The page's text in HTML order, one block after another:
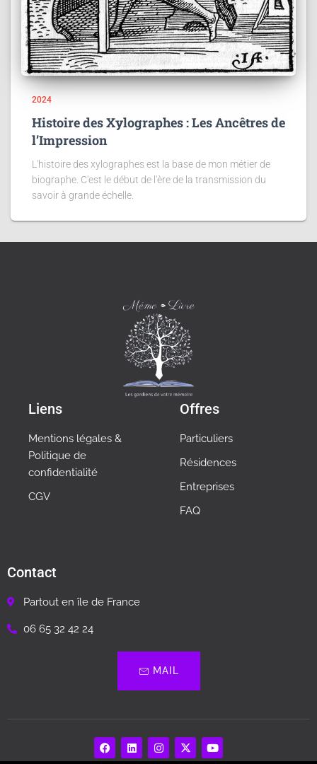
2024
Histoire des Xylographes : Les Ancêtres de
l’Impression
L'histoire des xylographes est la base de mon métier de
biographe. C'est le début de l'ère de la transmission du
savoir à grande échelle.
Liens
Mentions légales &
Politique de
confidentialité
CGV
Offres
Particuliers
Résidences
Entreprises
FAQ
Contact
Partout en île de France
06 65 32 42 24
MAIL